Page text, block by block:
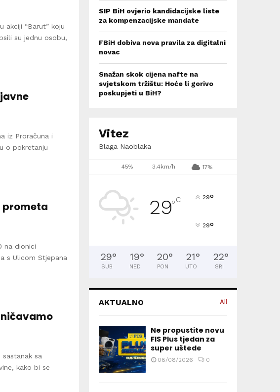
akciji “Barut” koju
su jednu osobu,
iz Proračuna i
o pokretanju
prometa
na dionici
s Ulicom Stjepana
sa
kako bi se
SIP BiH ovjerio kandidacijske liste
za kompenzacijske mandate
FBiH dobiva nova pravila za digitalni
novac
Snažan skok cijena nafte na
svjetskom tržištu: Hoće li gorivo
poskupjeti u BiH?
Vitez
Blaga Naoblaka
45% 3.4km/h 17%
29°C 29°
29°
29°
SUB
19°
NED
20°
PON
21°
UTO
22°
SRI
AKTUALNO All
Ne propustite novu
FIS Plus tjedan za
super uštede
08/08/2026 0